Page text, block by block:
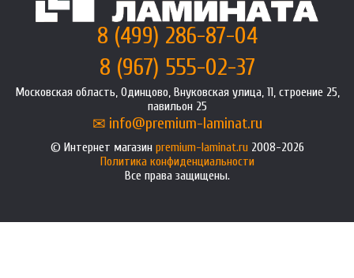
8 (499) 286-87-04
8 (967) 555-02-37
Московская область, Одинцово, Внуковская улица, 11, строение 25,
павильон 25
info@premium-laminat.ru
Интернет магазин premium-laminat.ru2008-2026
Политика конфиденциальности
Все права защищены.